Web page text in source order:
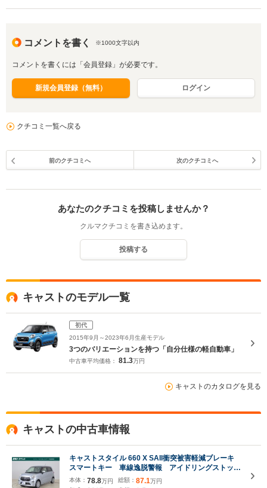
コメントを書く ※1000文字以内
コメントを書くには「会員登録」が必要です。
新規会員登録（無料） ログイン
クチコミ一覧へ戻る
前のクチコミへ 次のクチコミへ
あなたのクチコミを投稿しませんか？
クルマクチコミを書き込めます。
投稿する
キャストのモデル一覧
初代
2015年9月～2023年6月生産モデル
3つのバリエーションを持つ「自分仕様の軽自動車」
中古車平均価格： 81.3万円
キャストのカタログを見る
キャストの中古車情報
キャストスタイル 660 X SAII衝突被害軽減ブレーキ
スマートキー 車線逸脱警報 アイドリングストッ
プ 先行車発進告知機能 電動格納ミラー 横滑り防
本体： 78.8万円
総額： 87.1万円